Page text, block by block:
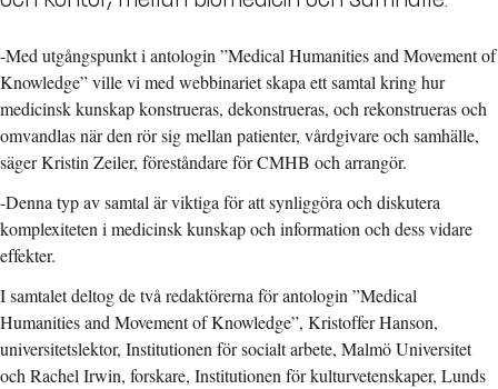
-Med utgångspunkt i antologin ”Medical Humanities and Movement of
Knowledge” ville vi med webbinariet skapa ett samtal kring hur
medicinsk kunskap konstrueras, dekonstrueras, och rekonstrueras och
omvandlas när den rör sig mellan patienter, vårdgivare och samhälle,
säger Kristin Zeiler, föreståndare för CMHB och arrangör.
-Denna typ av samtal är viktiga för att synliggöra och diskutera
komplexiteten i medicinsk kunskap och information och dess vidare
effekter.
I samtalet deltog de två redaktörerna för antologin ”Medical
Humanities and Movement of Knowledge”, Kristoffer Hanson,
universitetslektor, Institutionen för socialt arbete, Malmö Universitet
och Rachel Irwin, forskare, Institutionen för kulturvetenskaper, Lunds